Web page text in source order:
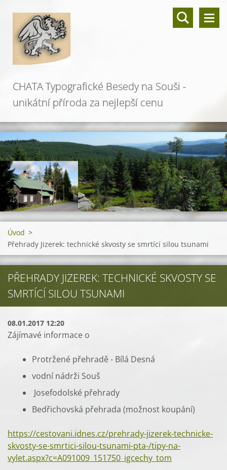
CHATA Typografické Besedy na Souši -
unikátní příroda za nejlepší cenu
Úvod >
Přehrady Jizerek: technické skvosty se smrtící silou tsunami
PŘEHRADY JIZEREK: TECHNICKÉ SKVOSTY SE
SMRTÍCÍ SILOU TSUNAMI
08.01.2017 12:20
Zájímavé informace o
Protržené přehradě - Bílá Desná
vodní nádrži Souš
Josefodolské přehrady
Bedřichovská přehrada (možnost koupání)
https://cestovani.idnes.cz/prehrady-jizerek-technicke-
skvosty-se-smrtici-silou-tsunami-pta-/tipy-na-
vylet.aspx?c=A091009_151750_igcechy_tom